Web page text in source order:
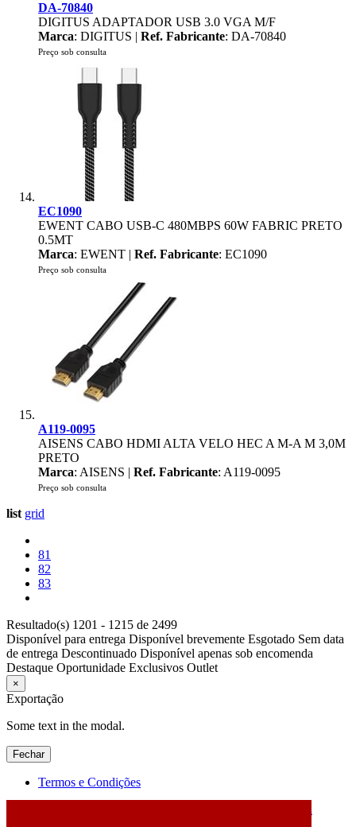
DA-70840
DIGITUS ADAPTADOR USB 3.0 VGA M/F
Marca: DIGITUS | Ref. Fabricante: DA-70840
Preço sob consulta
EC1090
EWENT CABO USB-C 480MBPS 60W FABRIC PRETO
0.5MT
Marca: EWENT | Ref. Fabricante: EC1090
Preço sob consulta
A119-0095
AISENS CABO HDMI ALTA VELO HEC A M-A M 3,0M
PRETO
Marca: AISENS | Ref. Fabricante: A119-0095
Preço sob consulta
list grid
81
82
83
Resultado(s) 1201 - 1215 de 2499
Disponível para entrega Disponível brevemente Esgotado Sem data
de entrega Descontinuado Disponível apenas sob encomenda
Destaque Oportunidade Exclusivos Outlet
×
Exportação
Some text in the modal.
Fechar
Termos e Condições